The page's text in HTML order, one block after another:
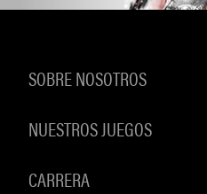
SOBRE NOSOTROS
NUESTROS JUEGOS
CARRERA